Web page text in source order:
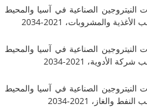
الصناعية في آسيا والمحيط
2021-2034
الصناعية في آسيا والمحيط
2034
الصناعية في آسيا والمحيط
2034